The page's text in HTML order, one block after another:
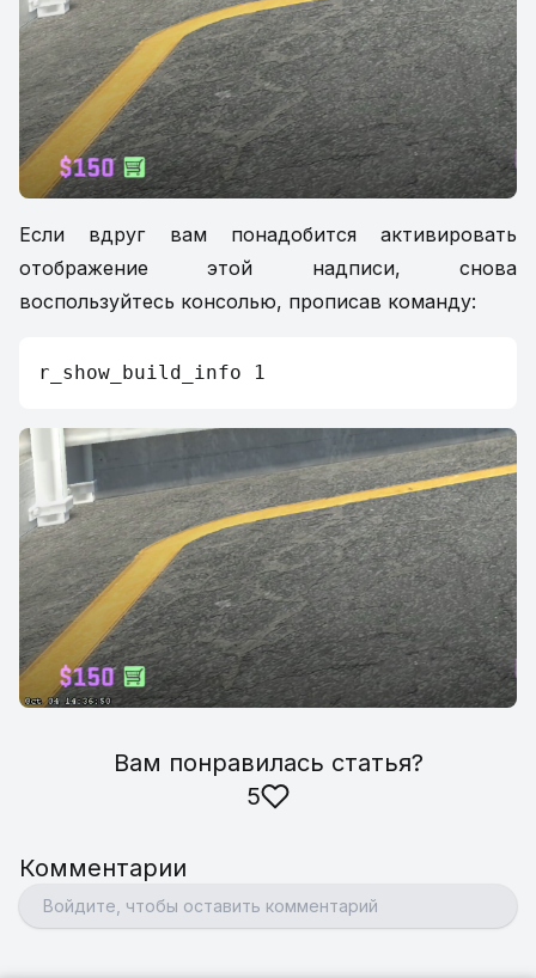
Если вдруг вам понадобится активировать
отображение этой надписи, снова
воспользуйтесь консолью, прописав команду:
r_show_build_info 1
Вам понравилась статья?
5
Комментарии